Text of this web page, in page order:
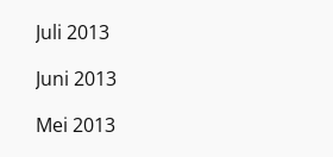
Juli 2013
Juni 2013
Mei 2013